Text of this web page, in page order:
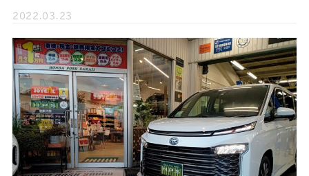
2022.03.23